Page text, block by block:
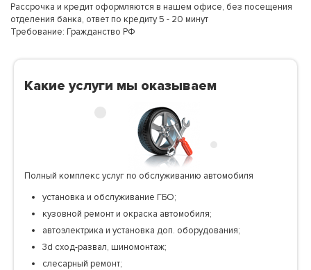
Рассрочка и кредит оформляются в нашем офисе, без посещения
отделения банка, ответ по кредиту 5 - 20 минут
Требование: Гражданство РФ
Какие услуги мы оказываем
Полный комплекс услуг по обслуживанию автомобиля
установка и обслуживание ГБО;
кузовной ремонт и окраска автомобиля;
автоэлектрика и установка доп. оборудования;
3d сход-развал, шиномонтаж;
слесарный ремонт;